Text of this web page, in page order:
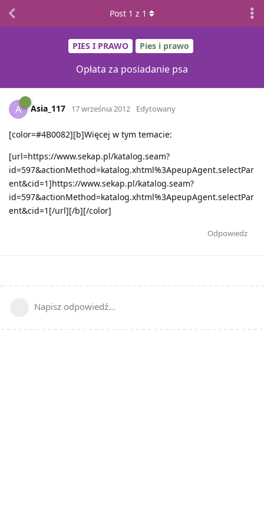
PIES I PRAWO Pies i prawo
Opłata za posiadanie psa
Post 1 z 1
A Asia_117 17 września 2012 Edytowany
[color=#4B0082][b]Więcej w tym temacie:
[url=https://www.sekap.pl/katalog.seam?
id=597&actionMethod=katalog.xhtml%3ApeupAgent.selectPar
ent&cid=1]https://www.sekap.pl/katalog.seam?
id=597&actionMethod=katalog.xhtml%3ApeupAgent.selectPar
ent&cid=1[/url][/b][/color]
Odpowiedz
Napisz odpowiedź...